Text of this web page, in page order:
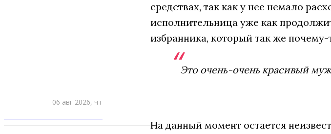
06 авг 2026, чт
средствах, так как у нее немало
исполнительница уже как
избранника, который так же
Это очень-очень красивый
На данный момент остается